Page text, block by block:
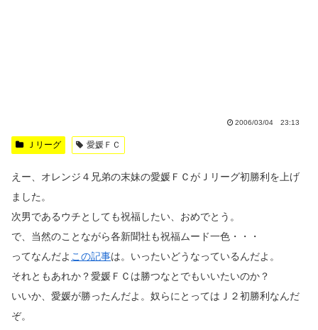
2006/03/04 23:13
Ｊリーグ 愛媛ＦＣ
えー、オレンジ４兄弟の末妹の愛媛ＦＣがＪリーグ初勝利を上げ
ました。
次男であるウチとしても祝福したい、おめでとう。
で、当然のことながら各新聞社も祝福ムード一色・・・
ってなんだよ この記事は。いったいどうなっているんだよ。
それともあれか？愛媛ＦＣは勝つなとでもいいたいのか？
いいか、愛媛が勝ったんだよ。奴らにとってはＪ２初勝利なんだ
ぞ。